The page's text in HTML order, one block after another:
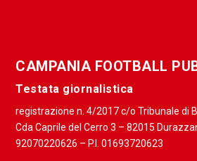
CAMPANIA FOOTBALL
Testata giornalistica
registrazione n. 4/2017 c/o Tribunale di
Cda Caprile del Cerro 3 – 82015
92070220626 – P.I. 01693720623